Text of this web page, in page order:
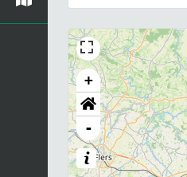
+
-